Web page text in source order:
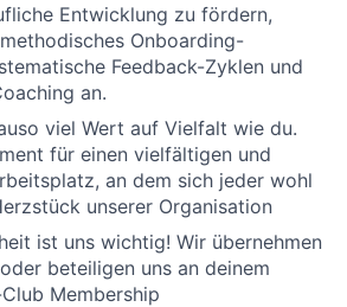
Entwicklung zu fördern,
Onboarding-
Feedback-Zyklen und
an.
viel Wert auf Vielfalt wie du.
für einen vielfältigen und
an dem sich jeder wohl
unserer Organisation
ist uns wichtig! Wir übernehmen
beteiligen uns an deinem
Membership